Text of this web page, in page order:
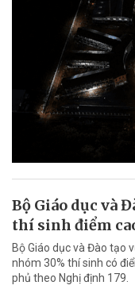
Bộ Giáo dục và
thí sinh điểm
Bộ Giáo dục và Đào tạo
nhóm 30% thí sinh có
phủ theo Nghị định 179.